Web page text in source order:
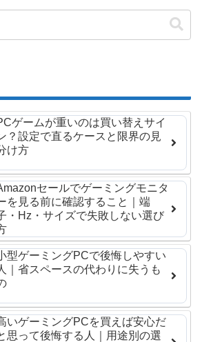
ゲームが重いのは買い替えサイ
？設定で直るケースと限界の見
け方
セールでゲーミングモニタ
を見る前に確認すること｜端
・Hz・サイズで失敗しない選び
型ゲーミングPCで後悔しやすい
｜省スペースの代わりに失うも
いゲーミングPCを買えば安心だ
思って後悔する人｜用途別の選